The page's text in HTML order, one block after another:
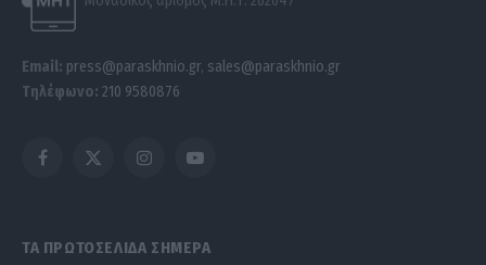
Email: press@paraskhnio.gr, sales@paraskhnio.gr
Τηλέφωνο: 210 9580876
Facebook
X
InstagramYouTube
ΤΑ ΠΡΩΤΟΣΕΛΙΔΑ ΣΗΜΕΡΑ